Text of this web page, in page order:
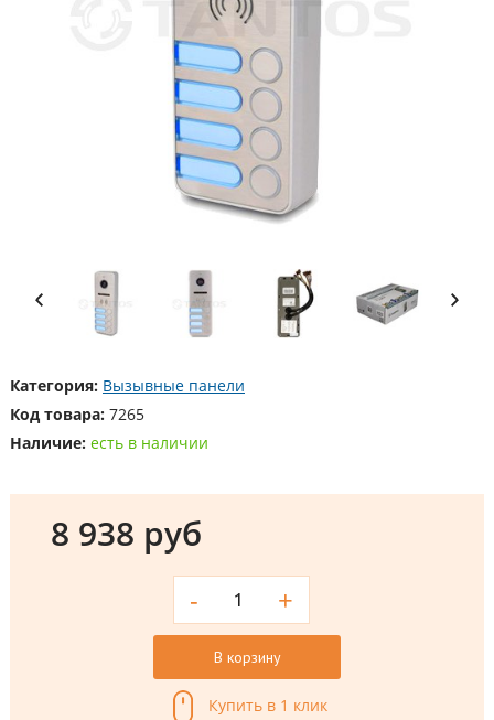
Категория: Вызывные панели
Код товара: 7265
Наличие: есть в наличии
8 938 руб
- +
В корзину
Купить в 1 клик